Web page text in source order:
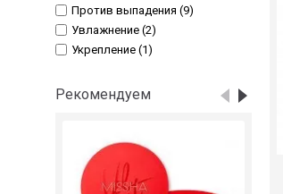
Против выпадения (9)
Увлажнение (2)
Укрепление (1)
Рекомендуем